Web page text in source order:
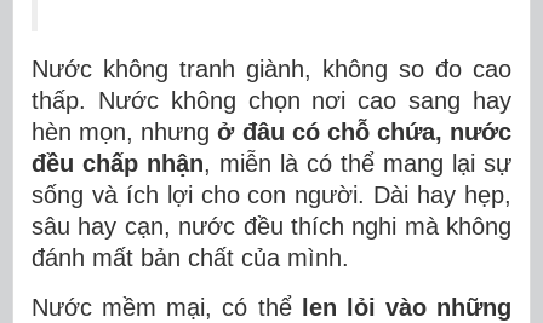
Nước không tranh giành, không so đo cao
thấp. Nước không chọn nơi cao sang hay
hèn mọn, nhưngở đâu có chỗ chứa, nước
đều chấp nhận, miễn là có thể mang lại sự
sống và ích lợi cho con người. Dài hay hẹp,
sâu hay cạn, nước đều thích nghi mà không
đánh mất bản chất của mình.
Nước mềm mại, có thể
len lỏi vào những